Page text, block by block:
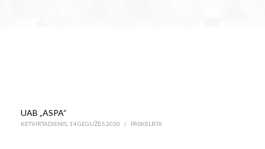
UAB „ASPA“
KETVIRTADIENIS, 14 GEGUŽĖS 2020 / PASKELBTA